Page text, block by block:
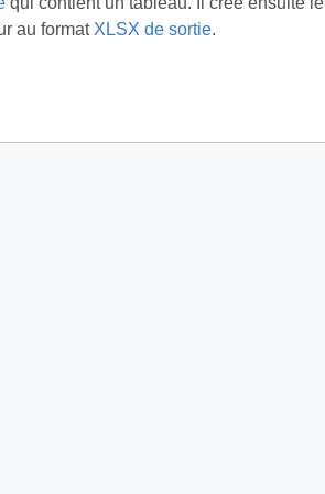
au format XLSX de sortie.